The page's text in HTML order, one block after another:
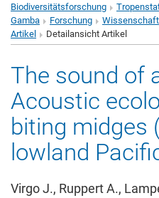
Biodiversitätsforschung
Gamba
Forschung
Artikel
Detailansicht Artikel
The sound of
Acoustic
biting midges
lowland
Virgo J., Ruppert A.,